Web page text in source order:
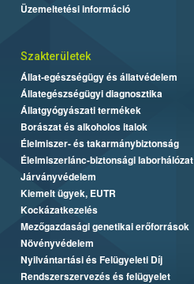
Üzemeltetési információ
Szakterületek
Állat-egészségügy és állatvédelem
Állategészségügyi diagnosztika
Állatgyógyászati termékek
Borászat és alkoholos italok
Élelmiszer- és takarmánybiztonság
Élelmiszerlánc-biztonsági laborhálózat
Járványvédelem
Kiemelt ügyek, EUTR
Kockázatkezelés
Mezőgazdasági genetikai erőforrások
Növényvédelem
Nyilvántartási és Felügyeleti Díj
Rendszerszervezés és felügyelet